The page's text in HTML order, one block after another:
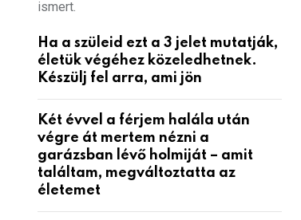
ismert.
Ha a szüleid ezt a 3 jelet mutatják,
életük végéhez közeledhetnek.
Készülj fel arra, ami jön
Két évvel a férjem halála után
végre át mertem nézni a
garázsban lévő holmiját – amit
találtam, megváltoztatta az
életemet